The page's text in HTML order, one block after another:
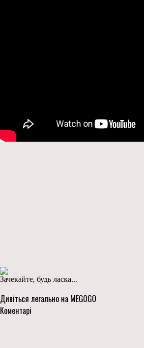
Зачекайте, будь ласка...
Дивіться легально на MEGOGO
Коментарі